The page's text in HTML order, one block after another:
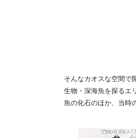
そんなカオスな空間で
生物・深海魚を探るエ
魚の化石のほか、当時